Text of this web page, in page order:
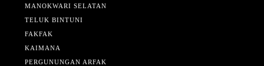
MANOKWARI SELATAN
TELUK BINTUNI
FAKFAK
KAIMANA
PERGUNUNGAN ARFAK